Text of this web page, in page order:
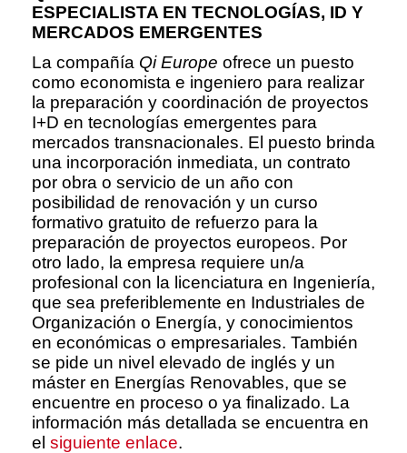
ESPECIALISTA EN TECNOLOGÍAS, ID Y
MERCADOS EMERGENTES
La compañía Qi Europe ofrece un puesto
como economista e ingeniero para realizar
la preparación y coordinación de proyectos
I+D en tecnologías emergentes para
mercados transnacionales. El puesto brinda
una incorporación inmediata, un contrato
por obra o servicio de un año con
posibilidad de renovación y un curso
formativo gratuito de refuerzo para la
preparación de proyectos europeos. Por
otro lado, la empresa requiere un/a
profesional con la licenciatura en Ingeniería,
que sea preferiblemente en Industriales de
Organización o Energía, y conocimientos
en económicas o empresariales. También
se pide un nivel elevado de inglés y un
máster en Energías Renovables, que se
encuentre en proceso o ya finalizado. La
información más detallada se encuentra en
el siguiente enlace.